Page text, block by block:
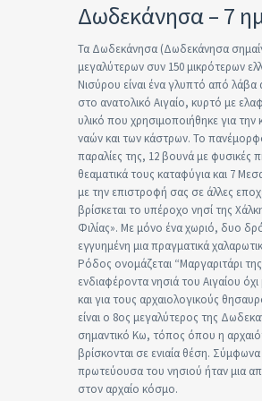
Δωδεκάνησα – 7
Τα Δωδεκάνησα (Δωδεκάνησα
μεγαλύτερων συν 150 μικρότερων
Νισύρου είναι ένα γλυπτό από
στο ανατολικό Αιγαίο, κυρτό με
υλικό που χρησιμοποιήθηκε για
ναών και των κάστρων. Το
παραλίες της, 12 βουνά με
θεαματικά τους καταφύγια και 7
με την επιστροφή σας σε άλλες
βρίσκεται το υπέροχο νησί της
Φιλίας». Με μόνο ένα χωριό, δυο
εγγυημένη μια πραγματικά
Ρόδος ονομάζεται “Μαργαριτάρι
ενδιαφέροντα νησιά του Αιγαίου
και για τους αρχαιολογικούς
είναι ο 8ος μεγαλύτερος της
σημαντικό Κω, τόπος όπου η
βρίσκονται σε ενιαία θέση.
πρωτεύουσα του νησιού ήταν μια
στον αρχαίο κόσμο.